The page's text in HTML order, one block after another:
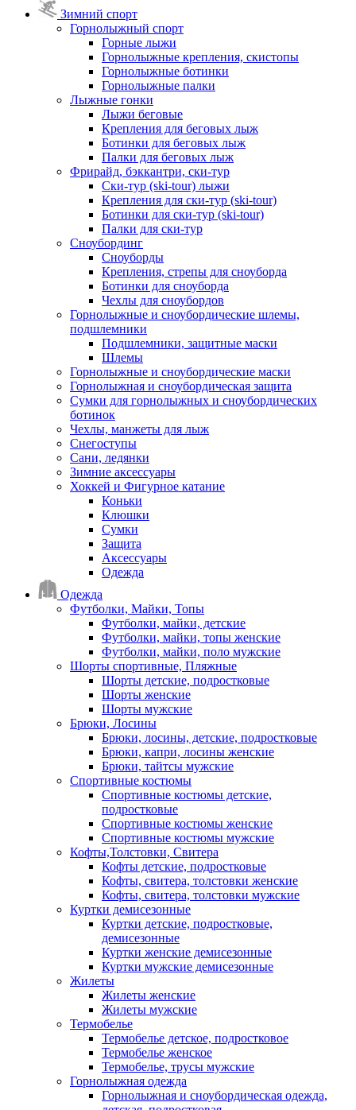
Зимний спорт
Горнолыжный спорт
Горные лыжи
Горнолыжные крепления, скистопы
Горнолыжные ботинки
Горнолыжные палки
Лыжные гонки
Лыжи беговые
Крепления для беговых лыж
Ботинки для беговых лыж
Палки для беговых лыж
Фрирайд, бэккантри, ски-тур
Ски-тур (ski-tour) лыжи
Крепления для ски-тур (ski-tour)
Ботинки для ски-тур (ski-tour)
Палки для ски-тур
Сноубординг
Сноуборды
Крепления, стрепы для сноуборда
Ботинки для сноуборда
Чехлы для сноубордов
Горнолыжные и сноубордические шлемы,
подшлемники
Подшлемники, защитные маски
Шлемы
Горнолыжные и сноубордические маски
Горнолыжная и сноубордическая защита
Сумки для горнолыжных и сноубордических
ботинок
Чехлы, манжеты для лыж
Снегоступы
Сани, ледянки
Зимние аксессуары
Хоккей и Фигурное катание
Коньки
Клюшки
Сумки
Защита
Аксессуары
Одежда
Одежда
Футболки, Майки, Топы
Футболки, майки, детские
Футболки, майки, топы женские
Футболки, майки, поло мужские
Шорты спортивные, Пляжные
Шорты детские, подростковые
Шорты женские
Шорты мужские
Брюки, Лосины
Брюки, лосины, детские, подростковые
Брюки, капри, лосины женские
Брюки, тайтсы мужские
Спортивные костюмы
Спортивные костюмы детские,
подростковые
Спортивные костюмы женские
Спортивные костюмы мужские
Кофты,Толстовки, Свитера
Кофты детские, подростковые
Кофты, свитера, толстовки женские
Кофты, свитера, толстовки мужские
Куртки демисезонные
Куртки детские, подростковые,
демисезонные
Куртки женские демисезонные
Куртки мужские демисезонные
Жилеты
Жилеты женские
Жилеты мужские
Термобелье
Термобелье детское, подростковое
Термобелье женское
Термобелье, трусы мужские
Горнолыжная одежда
Горнолыжная и сноубордическая одежда,